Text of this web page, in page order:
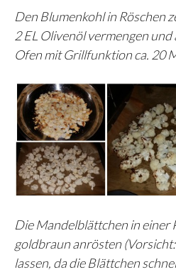
Den Blumenkohl in Röschen
2 EL Olivenöl vermengen
Ofen mit Grillfunktion ca. 20
Die Mandelblättchen in einer
goldbraun anrösten
lassen, da die Blättchen